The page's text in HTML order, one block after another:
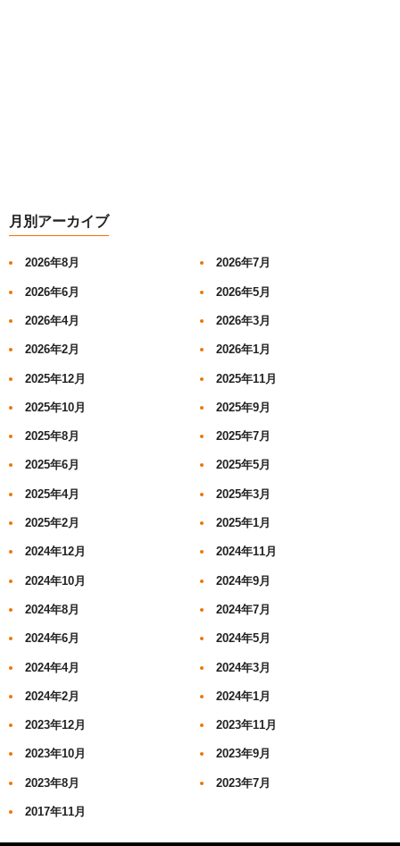
月別アーカイブ
2026年8月 2026年7月
2026年6月 2026年5月
2026年4月 2026年3月
2026年2月 2026年1月
2025年12月 2025年11月
2025年10月 2025年9月
2025年8月 2025年7月
2025年6月 2025年5月
2025年4月 2025年3月
2025年2月 2025年1月
2024年12月 2024年11月
2024年10月 2024年9月
2024年8月 2024年7月
2024年6月 2024年5月
2024年4月 2024年3月
2024年2月 2024年1月
2023年12月 2023年11月
2023年10月 2023年9月
2023年8月 2023年7月
2017年11月